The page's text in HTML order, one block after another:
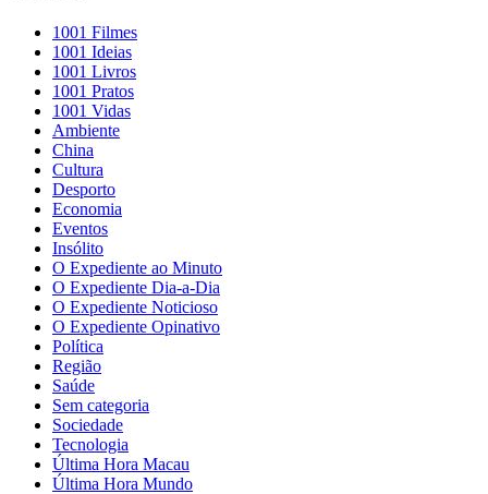
1001 Filmes
1001 Ideias
1001 Livros
1001 Pratos
1001 Vidas
Ambiente
China
Cultura
Desporto
Economia
Eventos
Insólito
O Expediente ao Minuto
O Expediente Dia-a-Dia
O Expediente Noticioso
O Expediente Opinativo
Política
Região
Saúde
Sem categoria
Sociedade
Tecnologia
Última Hora Macau
Última Hora Mundo